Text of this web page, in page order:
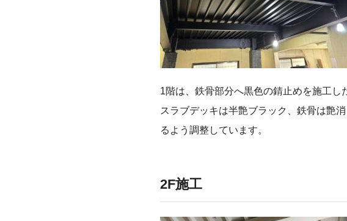
1階は、鉄骨部分へ黒色の錆止めを施工し
スラブデッキは半艶ブラック、鉄骨は艶
るよう調整しています。
2F施工